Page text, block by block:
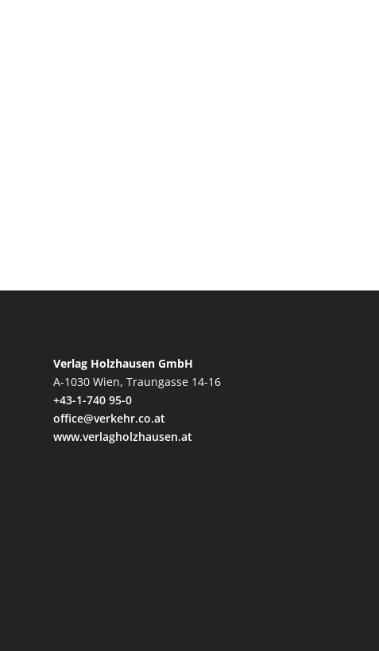
Verlag Holzhausen GmbH
A-1030 Wien, Traungasse 14-16
+43-1-740 95-0
office@verkehr.co.at
www.verlagholzhausen.at